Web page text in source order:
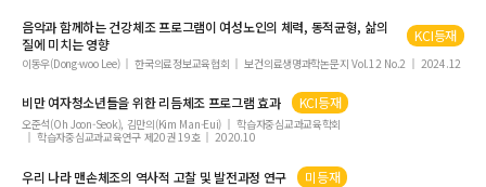
음악과 함께하는 건강체조프로그램이 여성노인의 체력, 동적균형, 삶의
질에 미치는 영향
KCI등재
이동우(Dong-woo Lee) 한국의료정보교육협회 보건의료생명과학논문지 Vol.12 No.2 2024.12
비만 여자청소년들을 위한 리듬체조프로그램 효과 KCI등재
오준석(Oh Joon-Seok), 김만의(Kim Man-Eui)
학습자중심교과교육학회
학습자중심교과교육연구 제20권 19호
2020.10
우리 나라 맨손체조의 역사적 고찰 및 발전과정 연구 미등재